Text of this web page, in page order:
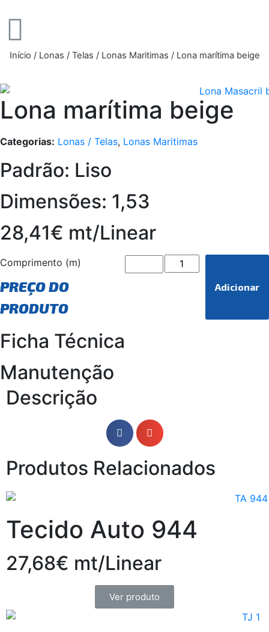
Início / Lonas / Telas / Lonas Maritimas / Lona marítima beige
Lona marítima beige
Categorias: Lonas / Telas, Lonas Maritimas
Padrão: Liso
Dimensões: 1,53
28,41€ mt/Linear
Comprimento (m)
PREÇO DO
PRODUTO
Adicionar
Ficha Técnica
Manutenção
Descrição
Produtos Relacionados
Tecido Auto 944
27,68€ mt/Linear
Ver produto